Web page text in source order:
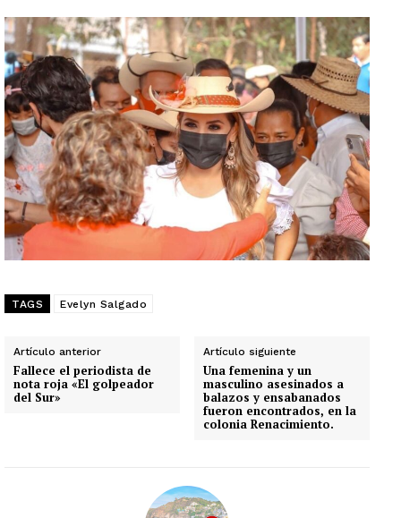
TAGS Evelyn Salgado
Artículo anterior
Fallece el periodista de
nota roja «El golpeador
del Sur»
Artículo siguiente
Una femenina y un
masculino asesinados a
balazos y ensabanados
fueron encontrados, en la
colonia Renacimiento.